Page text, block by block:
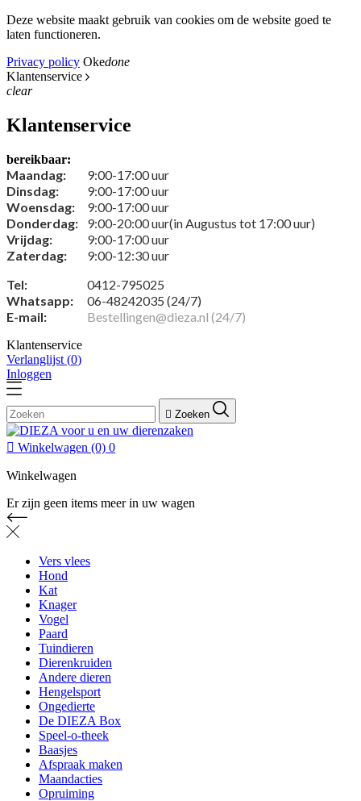
Deze website maakt gebruik van cookies om de website goed te
laten functioneren.
Privacy policy Okedone
Klantenservice
clear
Klantenservice
bereikbaar:
Maandag:
9:00-17:00 uur
Dinsdag:
9:00-17:00 uur
Woensdag:
9:00-17:00 uur
Donderdag:
9:00-20:00 uur(in Augustus tot 17:00 uur)
Vrijdag:
9:00-17:00 uur
Zaterdag:
9:00-12:30 uur
Tel:
0412-795025
Whatsapp:
06-48242035 (24/7)
E-mail:
Bestellingen@dieza.nl (24/7)
Klantenservice
Verlanglijst (0)
Inloggen
 Zoeken
 Winkelwagen (0) 0
Winkelwagen
Er zijn geen items meer in uw wagen
Vers vlees
Hond
Kat
Knager
Vogel
Paard
Tuindieren
Dierenkruiden
Andere dieren
Hengelsport
Ongedierte
De DIEZA Box
Speel-o-theek
Baasjes
Afspraak maken
Maandacties
Opruiming